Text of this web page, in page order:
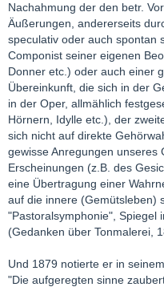
Nachahmung der den betr.
Äußerungen, andererseits
speculativ oder auch spontan
Componist seiner eigenen
Donner etc.) oder auch einer
Übereinkunft, die sich in der
in der Oper, allmählich
Hörnern, Idylle etc.), der
sich nicht auf direkte
gewisse Anregungen unseres
Erscheinungen (z.B. des
eine Übertragung einer
auf die innere (Gemütsleben)
"Pastoralsymphonie", Spiegel
(Gedanken über Tonmalerei,
Und 1879 notierte er in
"Die aufgeregten sinne